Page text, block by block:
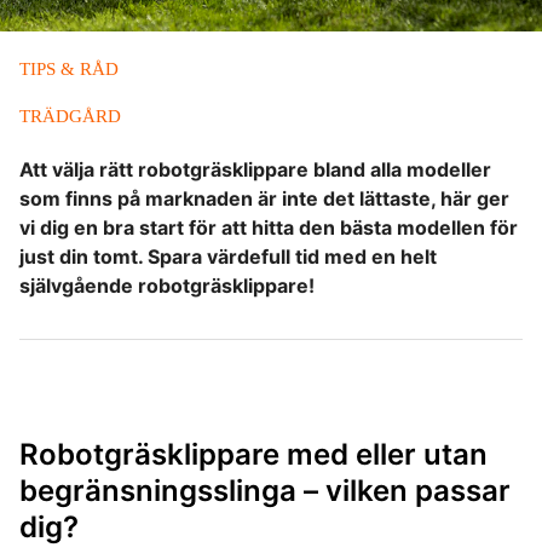
TIPS & RÅD
TRÄDGÅRD
Att välja rätt robotgräsklippare bland alla modeller
som finns på marknaden är inte det lättaste, här ger
vi dig en bra start för att hitta den bästa modellen för
just din tomt. Spara värdefull tid med en helt
självgående robotgräsklippare!
Robotgräsklippare med eller utan
begränsningsslinga – vilken passar
dig?